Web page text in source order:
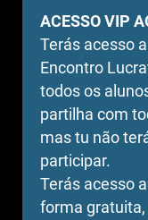
ACESSO VIP
Terás acesso
Encontro
todos os
partilha com
mas tu não
participar.
Terás acesso
forma